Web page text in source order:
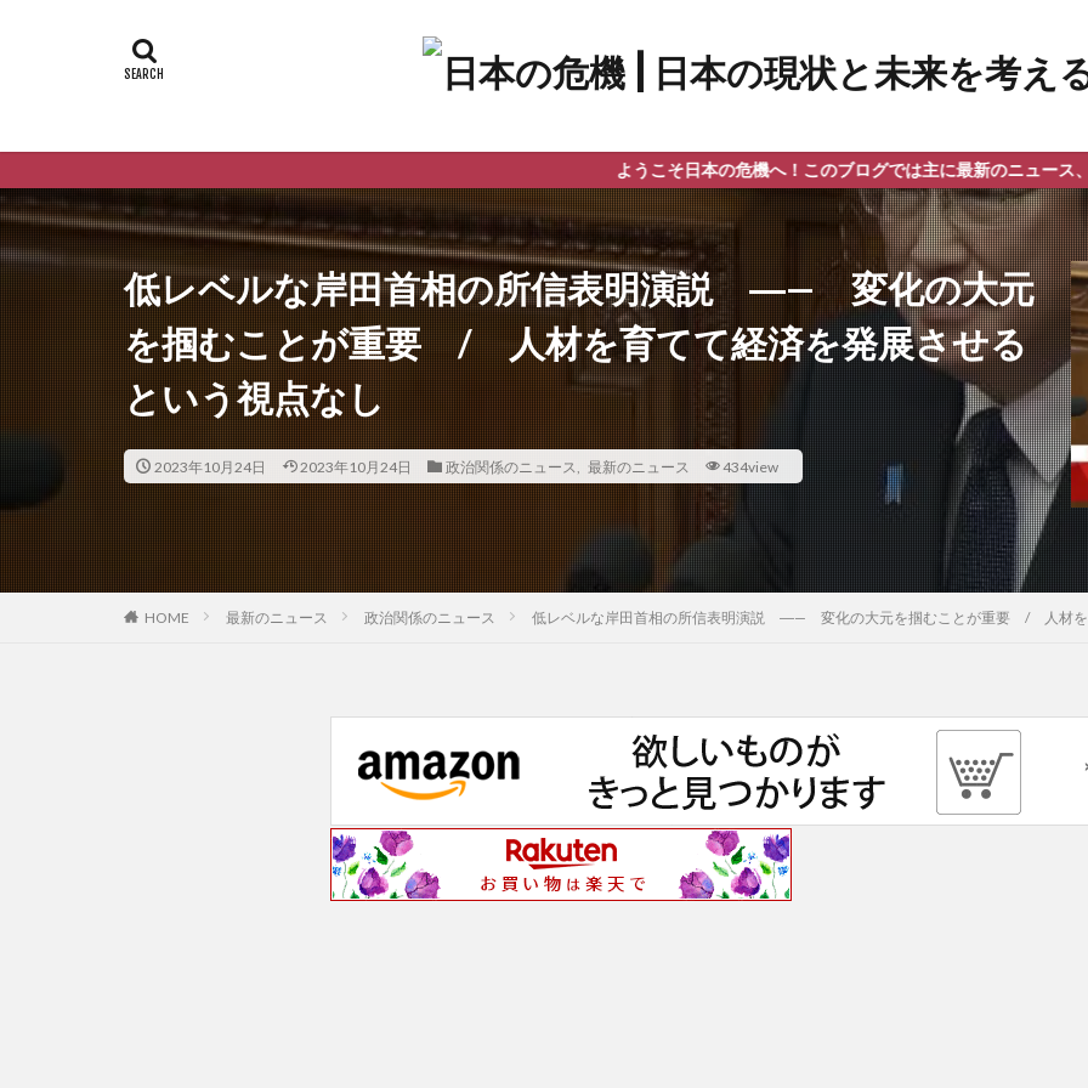
ようこそ日本の危機へ！このブログでは主に最新のニュース、政治、教育問
低レベルな岸田首相の所信表明演説 ―— 変化の大元
を掴むことが重要 / 人材を育てて経済を発展させる
という視点なし
2023年10月24日 2023年10月24日 政治関係のニュース 最新のニュース 434view
HOME 最新のニュース 政治関係のニュース 低レベルな岸田首相の所信表明演説 ―— 変化の大元を掴むことが重要 / 人材を